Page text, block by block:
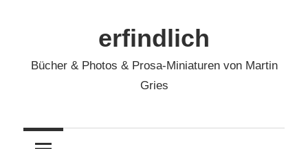
erfindlich
Bücher & Photos & Prosa-Miniaturen von Martin
Gries